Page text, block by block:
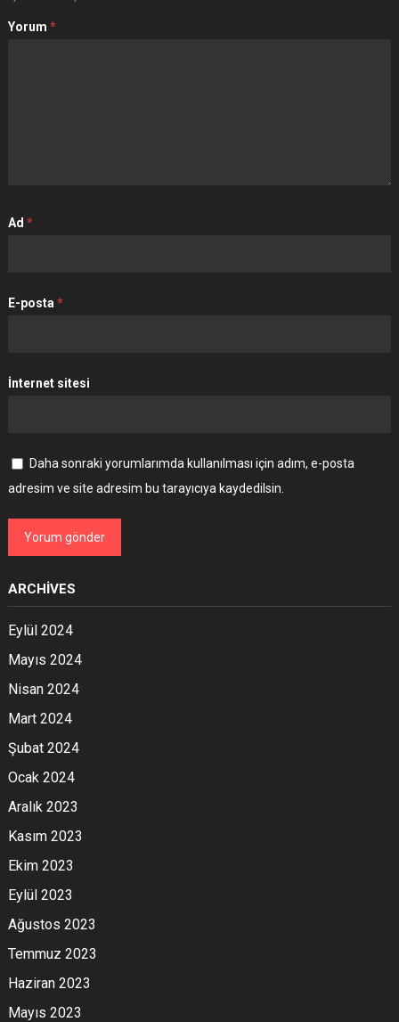
Yorum *
Ad *
E-posta *
İnternet sitesi
Daha sonraki yorumlarımda kullanılması için adım, e-posta
adresim ve site adresim bu tarayıcıya kaydedilsin.
ARCHIVES
Eylül 2024
Mayıs 2024
Nisan 2024
Mart 2024
Şubat 2024
Ocak 2024
Aralık 2023
Kasım 2023
Ekim 2023
Eylül 2023
Ağustos 2023
Temmuz 2023
Haziran 2023
Mayıs 2023